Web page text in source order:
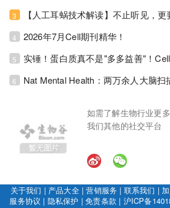
3
4 2026年7月Cell期刊精华！
5
6
如需了解生物行业更
我们其他的社交平台
关于我们 | 产品大全|营销服务 | 联系我们 |
服务协议 | 隐私保护 |免责条款 | 沪ICP备